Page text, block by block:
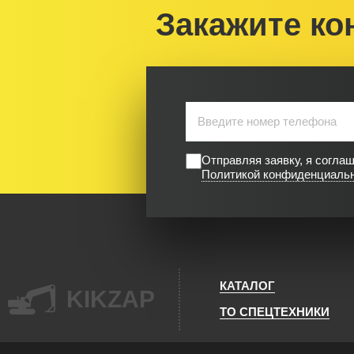
Закажите
Отправляя заявку, я
Политикой
KIKZAP
КАТАЛОГ
ТО СПЕЦТЕХНИКИ